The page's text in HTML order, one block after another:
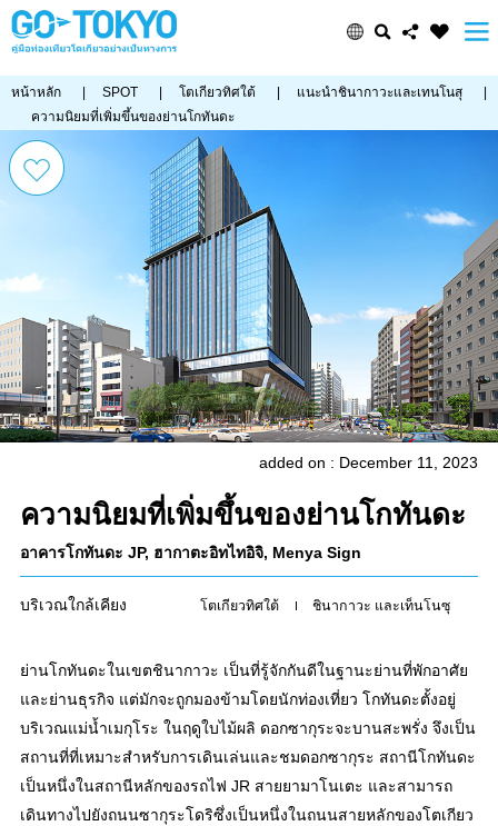
หน้าหลัก SPOT โตเกียวทิศใต้ แนะนำชินากาวะและเทนโนสุ
ความนิยมที่เพิ่มขึ้นของย่านโกทันดะ
added on : December 11, 2023
ความนิยมที่เพิ่มขึ้นของย่านโกทันดะ
อาคารโกทันดะ JP, ฮากาตะอิทไทอิจิ, Menya Sign
บริเวณใกล้เคียง โตเกียวทิศใต้ ชินากาวะ และเท็นโนซุ
ย่านโกทันดะในเขตชินากาวะ เป็นที่รู้จักกันดีในฐานะย่านที่พักอาศัย
และย่านธุรกิจ แต่มักจะถูกมองข้ามโดยนักท่องเที่ยว โกทันดะตั้งอยู่
บริเวณแม่น้ำเมกุโระ ในฤดูใบไม้ผลิ ดอกซากุระจะบานสะพรั่ง จึงเป็น
สถานที่ที่เหมาะสำหรับการเดินเล่นและชมดอกซากุระ สถานีโกทันดะ
เป็นหนึ่งในสถานีหลักของรถไฟ JR สายยามาโนเตะ และสามารถ
เดินทางไปยังถนนซากุระโดริซึ่งเป็นหนึ่งในถนนสายหลักของโตเกียว